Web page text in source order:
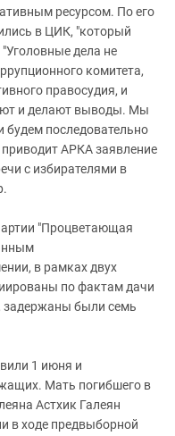
ресурсом. По его
в ЦИК, "который
дела не
комитета,
правосудия, и
и делают выводы. Мы
будем последовательно
приводит АРКА заявление
с избирателями в
"Процветающая
в рамках двух
по фактам дачи
задержаны были семь
1 июня и
Мать погибшего в
Астхик Галеян
в ходе предвыборной